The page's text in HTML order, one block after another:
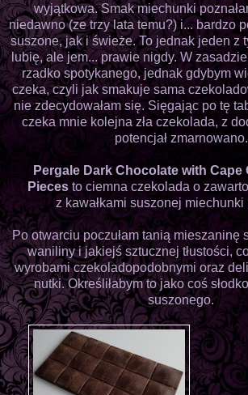
wyjątkowa. Smak miechunki
niedawno (ze trzy lata temu?) i... bardzo
suszone, jak i świeże. To jednak jeden z
lubię, ale jem... prawie nigdy. W
rzadko spotykanego, jednak gdybym
czeka, czyli jak smakuje sama
nie zdecydowałam się. Sięgając po tę
czeka mnie kolejna zła czekolada, z
potencjał zmarnowano.
Pergale Dark Chocolate with Cape
Pieces to ciemna czekolada o
z kawałkami suszonej miechunki
Po otwarciu poczułam tanią mieszaninę
waniliny i jakiejś sztucznej tłustości,
wyrobami czekoladopodobnymi oraz
nutki. Określiłabym to jako coś
suszonego.